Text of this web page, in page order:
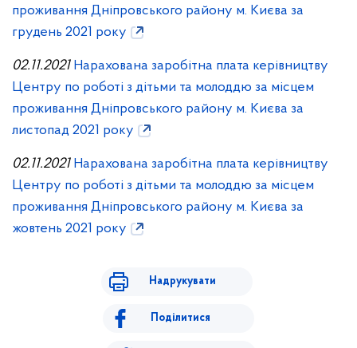
проживання Дніпровського району м. Києва за
грудень 2021 року
02.11.2021Нарахована заробітна плата керівництву
Центру по роботі з дітьми та молоддю за місцем
проживання Дніпровського району м. Києва за
листопад 2021 року
02.11.2021 Нарахована заробітна плата керівництву
Центру по роботі з дітьми та молоддю за місцем
проживання Дніпровського району м. Києва за
жовтень 2021 року
Надрукувати
Поділитися